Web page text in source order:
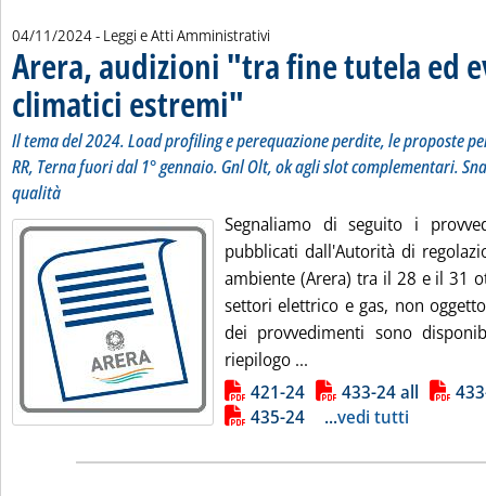
04/11/2024- Leggi e Atti Amministrativi
Arera, audizioni "tra fine tutela ed
climatici estremi"
Il tema del 2024. Load profiling e perequazione perdite, le proposte
RR, Terna fuori dal 1° gennaio. Gnl Olt, ok agli slot complementari.
qualità
Segnaliamo di seguito i
pubblicati dall'Autorità di
ambiente (Arera) tra il 28 e il 31
settori elettrico e gas, non
dei provvedimenti sono
riepilogo ...
Lista allegati PDF alla notizia
421-24 433-24 all
435-24
...vedi tutti